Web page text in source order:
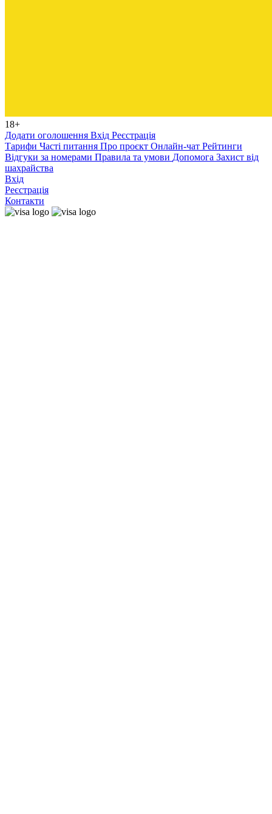
18+
Додати оголошення Вхід Реєстрація
Тарифи Часті питання Про проєкт Онлайн-чат Рейтинги
Відгуки за номерами Правила та умови Допомога Захист від
шахрайства
Вхід
Реєстрація
Контакти